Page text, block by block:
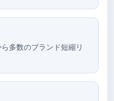
多数のブランド短縮リ